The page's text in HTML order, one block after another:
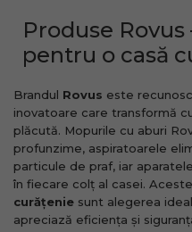
Produse
pentru o casă
Brandul Rovus este
inovatoare care transformă
plăcută. Mopurile cu aburi
profunzime, aspiratoarele
particule de praf, iar
în fiecare colț al casei. Aceste
curățenie sunt alegerea
apreciază eficiența și